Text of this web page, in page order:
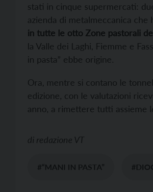
stati in cinque supermercati:
azienda di metalmeccanica che
in tutte le otto Zone pastorali
la Valle dei Laghi, Fiemme e
in pasta” ebbe origine.
Ora, mentre si contano le
edizione, con le valutazioni
anno, a rimettere tutti assieme
di redazione VT
#“MANI IN PASTA”